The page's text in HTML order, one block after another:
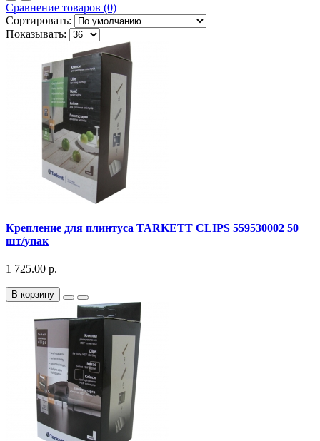
Сравнение товаров (0)
Сортировать:
Показывать:
Крепление для плинтуса TARKETT CLIPS 559530002 50
шт/упак
1 725.00 р.
В корзину